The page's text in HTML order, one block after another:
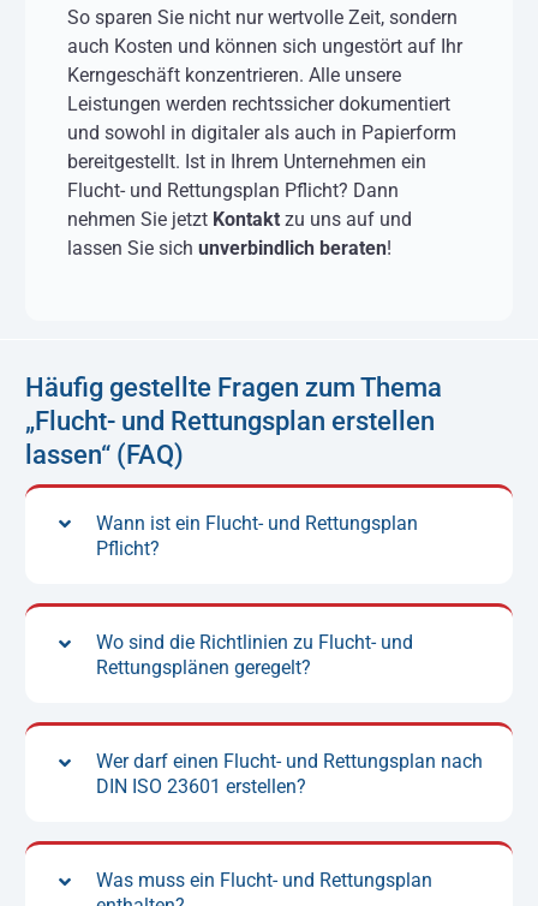
So sparen Sie nicht nur wertvolle Zeit, sondern
auch Kosten und können sich ungestört auf Ihr
Kerngeschäft konzentrieren. Alle unsere
Leistungen werden rechtssicher dokumentiert
und sowohl in digitaler als auch in Papierform
bereitgestellt. Ist in Ihrem Unternehmen ein
Flucht- und Rettungsplan Pflicht? Dann
nehmen Sie jetzt Kontaktzu uns auf und
lassen Sie sich unverbindlich beraten!
Häufig gestellte Fragen zum Thema
„Flucht- und Rettungsplan erstellen
lassen“ (FAQ)
Wann ist ein Flucht- und Rettungsplan
Pflicht?
Wo sind die Richtlinien zu Flucht- und
Rettungsplänen geregelt?
Wer darf einen Flucht- und Rettungsplan nach
DIN ISO 23601 erstellen?
Was muss ein Flucht- und Rettungsplan